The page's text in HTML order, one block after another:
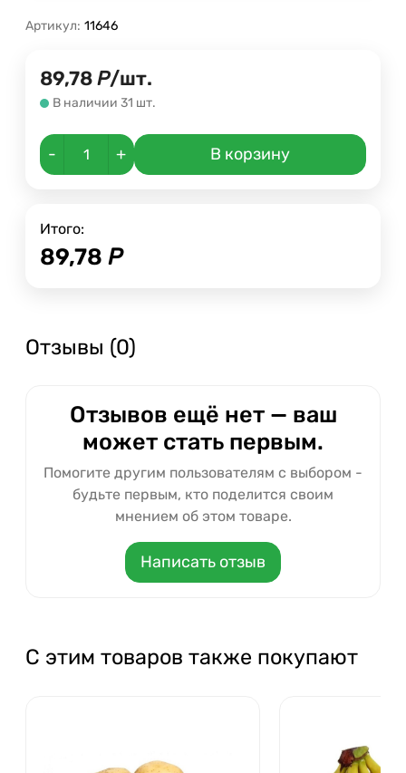
Артикул: 11646
89,78 Р/шт.
В наличии 31 шт.
- + В корзину
Итого:
89,78 Р
Отзывы (0)
Отзывов ещё нет — ваш
может стать первым.
Помогите другим пользователям с выбором -
будьте первым, кто поделится своим
мнением об этом товаре.
Написать отзыв
С этим товаров также покупают